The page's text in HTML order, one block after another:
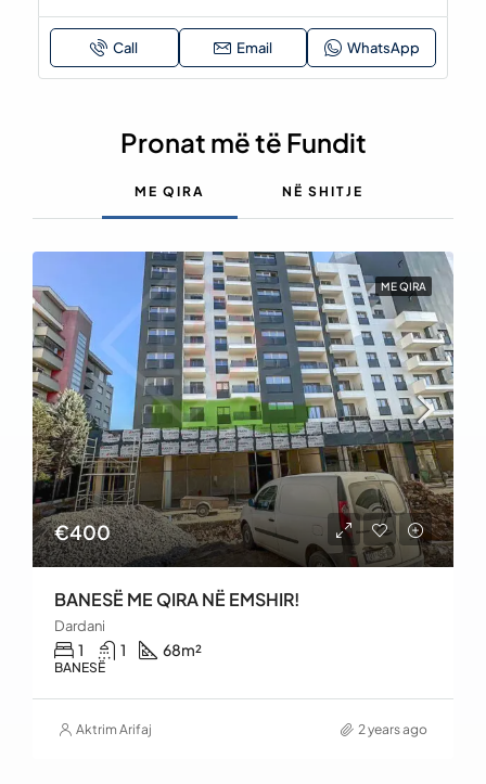
Email
Pronat më të Fundit
ME QIRA NË SHITJE
ME QIRA
€400
BANESË ME QIRA NË EMSHIR!
Dardani
1 1 68m²
BANESË
Aktrim Arifaj 2 years ago